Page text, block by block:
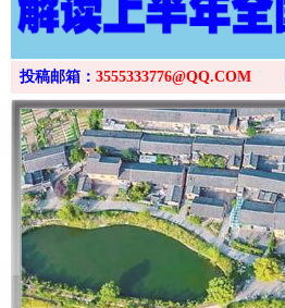
投稿邮箱： 3555333776@QQ.COM